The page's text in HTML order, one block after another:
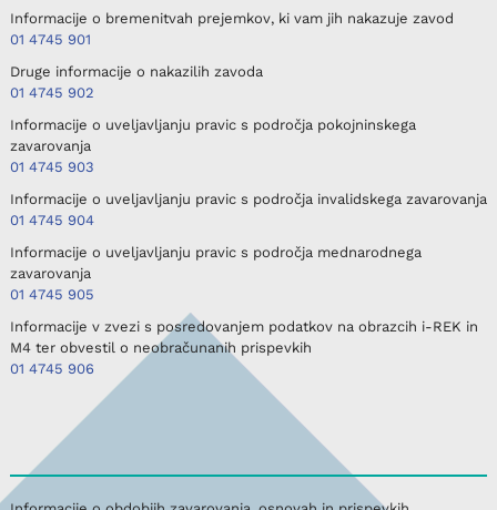
Informacije o bremenitvah prejemkov, ki vam jih nakazuje zavod
01 4745 901
Druge informacije o nakazilih zavoda
01 4745 902
Informacije o uveljavljanju pravic s področja pokojninskega
zavarovanja
01 4745 903
Informacije o uveljavljanju pravic s področja invalidskega zavarovanja
01 4745 904
Informacije o uveljavljanju pravic s področja mednarodnega
zavarovanja
01 4745 905
Informacije v zvezi s posredovanjem podatkov na obrazcih i-REK in
M4 ter obvestil o neobračunanih prispevkih
01 4745 906